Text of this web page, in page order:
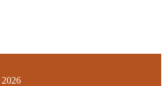
2026